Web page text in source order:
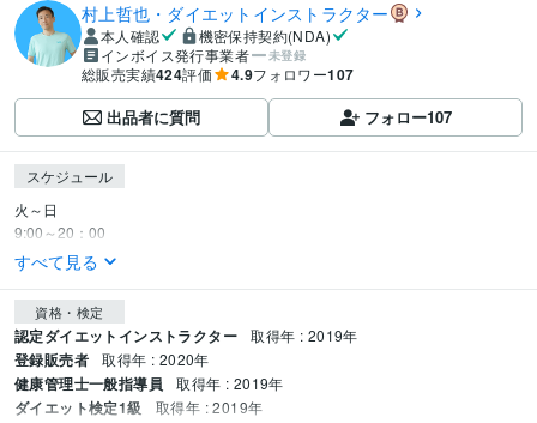
村上哲也・ダイエットインストラクター
本人確認
機密保持契約(NDA)
インボイス発行事業者
未登録
総販売実績424評価 4.9フォロワー107
出品者に質問 フォロー107
スケジュール
火～日
9:00～20：00
すべて見る
資格・検定
認定ダイエットインストラクター 取得年 : 2019年
登録販売者 取得年 : 2020年
健康管理士一般指導員 取得年 : 2019年
ダイエット検定1級 取得年 : 2019年